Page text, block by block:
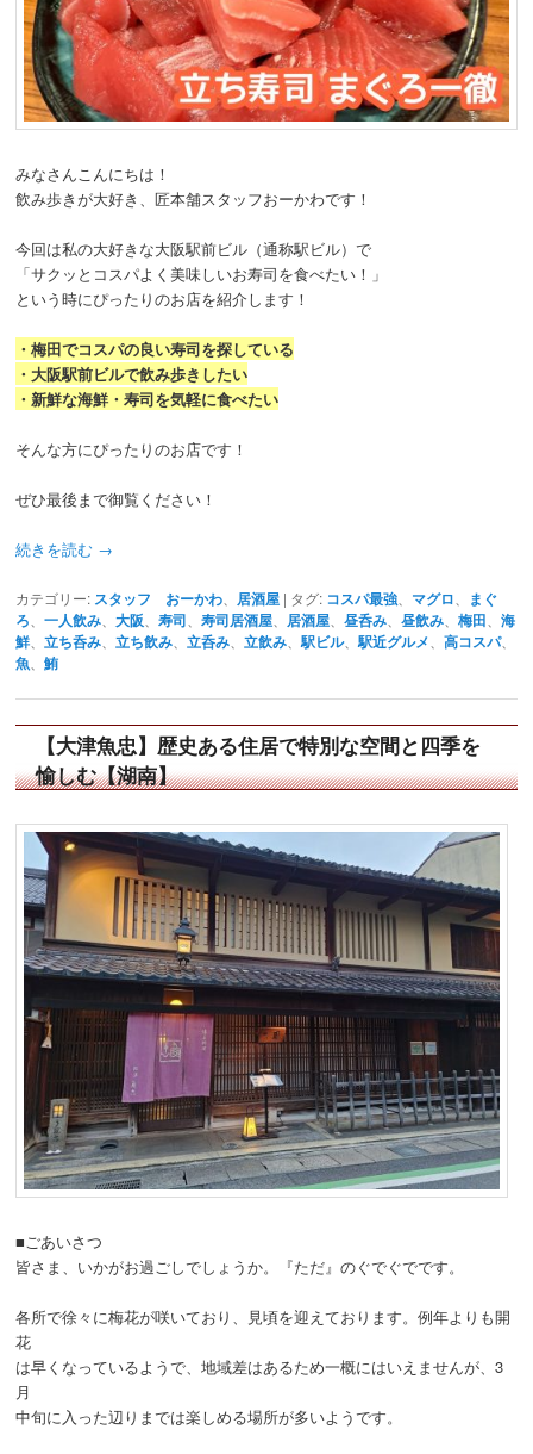
みなさんこんにちは！
飲み歩きが大好き、匠本舗スタッフおーかわです！
今回は私の大好きな大阪駅前ビル（通称駅ビル）で
「サクッとコスパよく美味しいお寿司を食べたい！」
という時にぴったりのお店を紹介します！
・梅田でコスパの良い寿司を探している
・大阪駅前ビルで飲み歩きしたい
・新鮮な海鮮・寿司を気軽に食べたい
そんな方にぴったりのお店です！
ぜひ最後まで御覧ください！
続きを読む →
カテゴリー: スタッフ おーかわ 居酒屋 | タグ: コスパ最強 マグロ
まぐ
ろ 、一人飲み 、大阪 、寿司 、寿司居酒屋 居酒屋 、昼呑み 、昼飲み 、梅田 、海
鮮 、立ち呑み 、立ち飲み 、立呑み 、立飲み 、駅ビル、駅近グルメ 、高コスパ、
魚 、鮪
【大津魚忠】歴史ある住居で特別な空間と四季を
愉しむ【湖南】
■ごあいさつ
皆さま、いかがお過ごしでしょうか。『ただ』のぐでぐでです。
各所で徐々に梅花が咲いており、見頃を迎えております。例年よりも開
花
は早くなっているようで、地域差はあるため一概にはいえませんが、3
月
中旬に入った辺りまでは楽しめる場所が多いようです。